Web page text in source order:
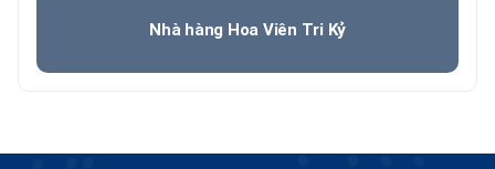
Nhà hàng Hoa Viên Tri Kỷ